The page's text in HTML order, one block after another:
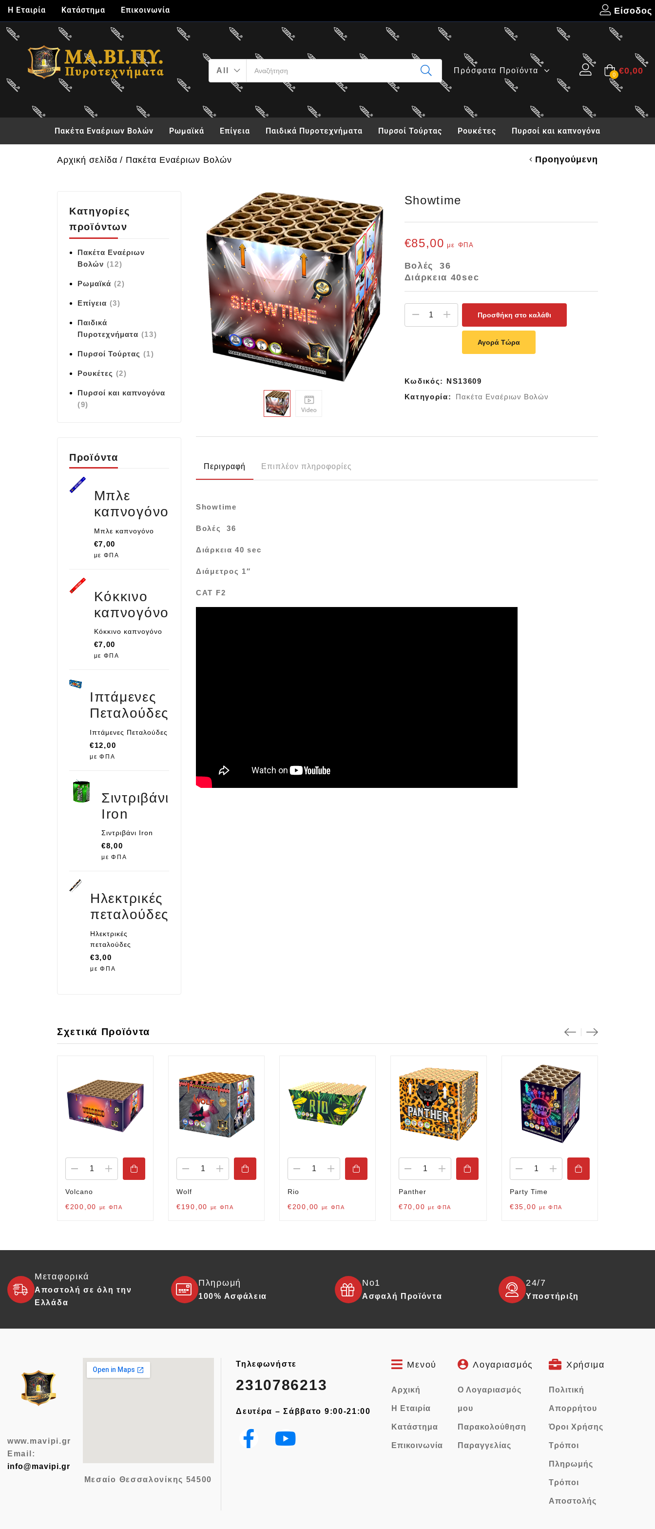
Η Εταιρία Κατάστημα Επικοινωνία Είσοδος
All Πρόσφατα Προϊόντα 0 €0,00
Πακέτα Εναέριων Βολών Ρωμαϊκά Επίγεια Παιδικά Πυροτεχνήματα Πυρσοί Τούρτας Ρουκέτες Πυρσοί και καπνογόνα
Αρχική σελίδα Πακέτα Εναέριων Βολών Προηγούμενη
Κατηγορίες
προϊόντων
Πακέτα Εναέριων
Βολών (12)
Ρωμαϊκά (2)
Επίγεια (3)
Παιδικά
Πυροτεχνήματα (13)
Πυρσοί Τούρτας (1)
Ρουκέτες (2)
Πυρσοί και καπνογόνα
(9)
Προϊόντα
Μπλε
καπνογόνο
Μπλε καπνογόνο
€7,00
με ΦΠΑ
Κόκκινο
καπνογόνο
Κόκκινο καπνογόνο
€7,00
με ΦΠΑ
Ιπτάμενες
Πεταλούδες
Ιπτάμενες Πεταλούδες
€12,00
με ΦΠΑ
Σιντριβάνι
Iron
Σιντριβάνι Iron
€8,00
με ΦΠΑ
Ηλεκτρικές
πεταλούδες
Ηλεκτρικές
πεταλούδες
€3,00
με ΦΠΑ
Showtime
€85,00 με ΦΠΑ
Βολές 36
Διάρκεια 40sec
Προσθήκη στο καλάθι
Αγορά Τώρα
Κωδικός: NS13609
Κατηγορία:
Πακέτα Εναέριων Βολών
Περιγραφή Επιπλέον πληροφορίες
Showtime
Βολές 36
Διάρκεια 40 sec
Διάμετρος 1″
CAT F2
Σχετικά Προϊόντα
Volcano
€200,00 με ΦΠΑ
Wolf
€190,00 με ΦΠΑ
Rio
€200,00 με ΦΠΑ
Panther
€70,00 με ΦΠΑ
Party Time
€35,00 με ΦΠΑ
Μεταφορικά
Αποστολή σε όλη την
Ελλάδα
Πληρωμή
100% Ασφάλεια
Νο1
Ασφαλή Προϊόντα
24/7
Υποστήριξη
www.mavipi.gr
Email:
info@mavipi.gr
Μεσαίο Θεσσαλονίκης 54500
Τηλεφωνήστε
2310786213
Δευτέρα – Σάββατο 9:00-21:00
Μενού
Αρχική
Η Εταιρία
Κατάστημα
Επικοινωνία
Λογαριασμός
Ο Λογαριασμός
μου
Παρακολούθηση
Παραγγελίας
Χρήσιμα
Πολιτική
Απορρήτου
Όροι Χρήσης
Τρόποι
Πληρωμής
Τρόποι
Αποστολής